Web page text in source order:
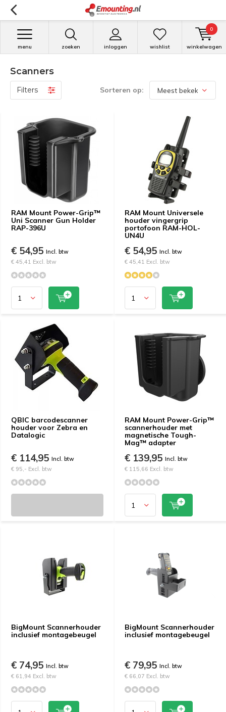
zoeken inloggen
menu wishlist winkelwagen
0
Scanners
Filters Sorteren op:
RAM Mount Power-Grip™
Uni Scanner Gun Holder
RAP-396U
€ 54,95 Incl. btw
€ 45,41 Excl. btw
RAM Mount Universele
houder vingergrip
portofoon RAM-HOL-
UN4U
€ 54,95 Incl. btw
€ 45,41 Excl. btw
QBIC barcodescanner
houder voor Zebra en
Datalogic
€ 114,95 Incl. btw
€ 95,- Excl. btw
RAM Mount Power-Grip™
scannerhouder met
magnetische Tough-
Mag™ adapter
€ 139,95 Incl. btw
€ 115,66 Excl. btw
BigMount Scannerhouder
inclusief montagebeugel
€ 74,95 Incl. btw
€ 61,94 Excl. btw
BigMount Scannerhouder
inclusief montagebeugel
€ 79,95 Incl. btw
€ 66,07 Excl. btw